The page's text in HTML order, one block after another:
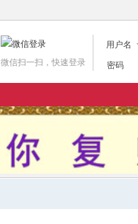
用户名
密码
微信扫一扫，快速登录